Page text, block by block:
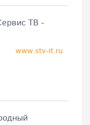
ТВ -
www.stv-it.ru